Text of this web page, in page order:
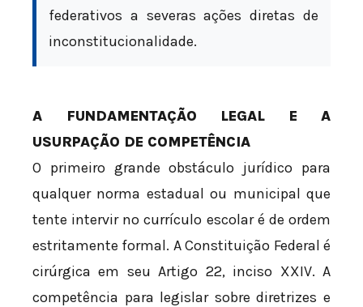
federativos a severas ações diretas de
inconstitucionalidade.
A FUNDAMENTAÇÃO LEGAL E A
USURPAÇÃO DE COMPETÊNCIA
O primeiro grande obstáculo jurídico para
qualquer norma estadual ou municipal que
tente intervir no currículo escolar é de ordem
estritamente formal. A Constituição Federal é
cirúrgica em seu Artigo 22, inciso XXIV. A
competência para legislar sobre diretrizes e